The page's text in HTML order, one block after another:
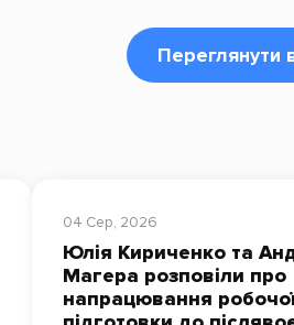
Переглянути
04 Сер, 2026
Юлія Кириченко та
Магера розповіли про
напрацювання